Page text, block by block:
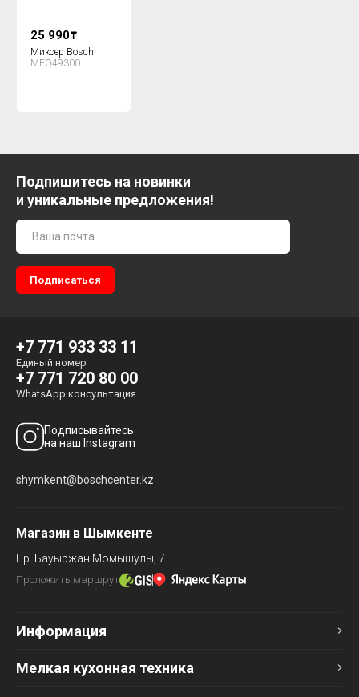
25 990₸
Миксер Bosch
MFQ49300
Подпишитесь на новинки
и уникальные предложения!
+7 771 933 33 11
Единый номер
+7 771 720 80 00
WhatsApp консультация
Подписывайтесь
на наш Instagram
shymkent@boschcenter.kz
Магазин в Шымкенте
Пр. Бауыржан Момышулы, 7
Проложить маршрут
Информация
Мелкая кухонная техника